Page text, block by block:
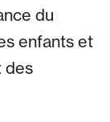
du
enfants et
des